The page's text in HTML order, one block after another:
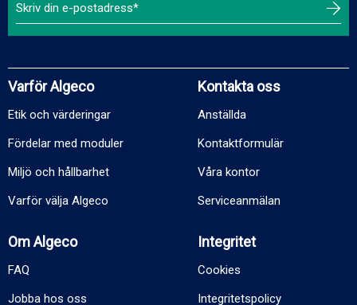
Varför Algeco
Etik och värderingar
Fördelar med moduler
Miljö och hållbarhet
Varför välja Algeco
Kontakta oss
Anställda
Kontaktformulär
Våra kontor
Serviceanmälan
Om Algeco
FAQ
Jobba hos oss
Integritet
Cookies
Integritetspolicy